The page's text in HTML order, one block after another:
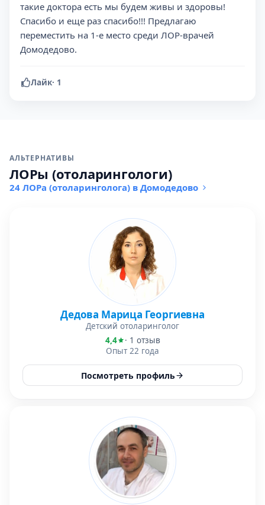
такие доктора есть мы будем живы и здоровы!
Спасибо и еще раз спасибо!!! Предлагаю
переместить на 1-е место среди ЛОР-врачей
Домодедово.
Лайк· 1
АЛЬТЕРНАТИВЫ
ЛОРы (отоларингологи)
24 ЛОРа (отоларинголога) в Домодедово
Дедова Марица Георгиевна
Детский отоларинголог
4,4
· 1 отзыв
Опыт 22 года
Посмотреть профиль